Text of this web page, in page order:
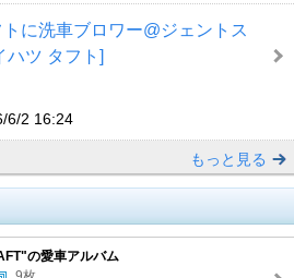
トに洗車ブロワー@ジェントス
ハツ タフト]
6/2 16:24
もっと見る
の愛車アルバム